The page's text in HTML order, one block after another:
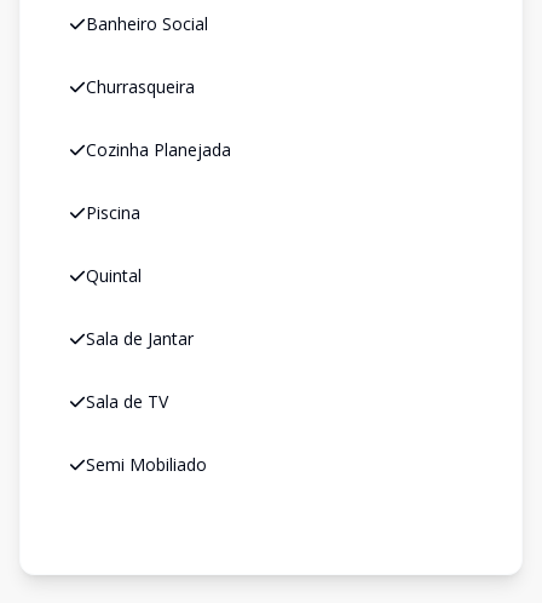
Banheiro Social
Churrasqueira
Cozinha Planejada
Piscina
Quintal
Sala de Jantar
Sala de TV
Semi Mobiliado